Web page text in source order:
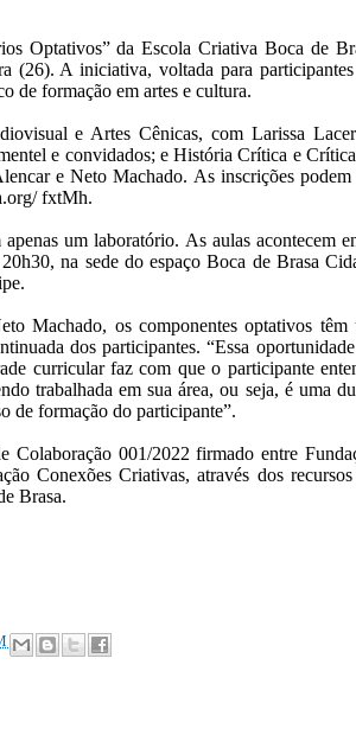
Optativos” da Escola Criativa Boca de
(26). A iniciativa, voltada para
de formação em artes e cultura.
e Artes Cênicas, com Larissa
e convidados; e História Crítica e
e Neto Machado. As inscrições podem
fxtMh.
um laboratório. As aulas acontecem
na sede do espaço Boca de Brasa
Machado, os componentes optativos têm
dos participantes. “Essa
curricular faz com que o participante
trabalhada em sua área, ou seja, é uma
de formação do participante”.
Colaboração 001/2022 firmado entre
Conexões Criativas, através dos
Brasa.